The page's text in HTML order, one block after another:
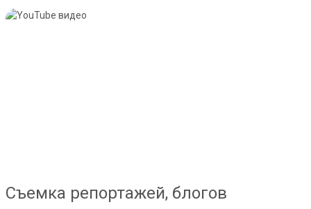
Съемка репортажей, блогов